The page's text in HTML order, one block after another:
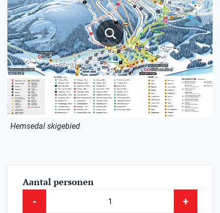
Hemsedal skigebied
Aantal personen
- +